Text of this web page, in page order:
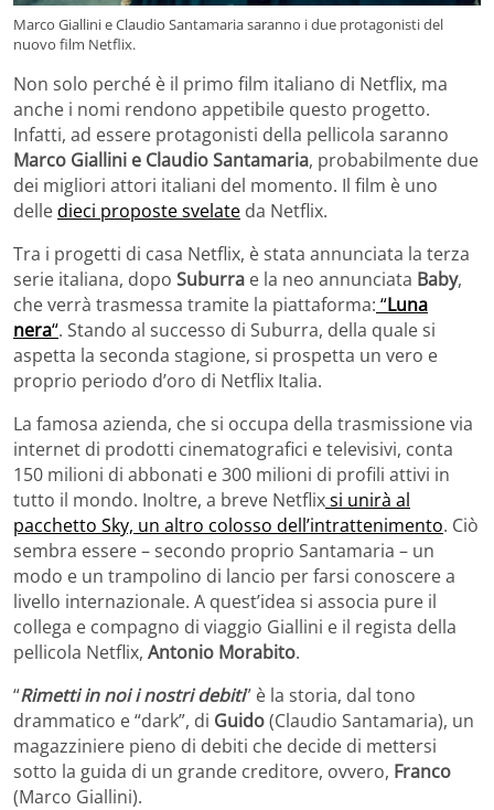
Marco Giallini e Claudio Santamaria saranno i due protagonisti del
nuovo film Netflix.
Non solo perché è il primo film italiano di Netflix, ma
anche i nomi rendono appetibile questo progetto.
Infatti, ad essere protagonisti della pellicola saranno
Marco Giallini e Claudio Santamaria, probabilmente due
dei migliori attori italiani del momento. Il film è uno
delledieci proposte svelate da Netflix.
Tra i progetti di casa Netflix, è stata annunciata la terza
serie italiana, dopo Suburra e la neo annunciata Baby,
che verrà trasmessa tramite la piattaforma: “Luna
nera“. Stando al successo di Suburra, della quale si
aspetta la seconda stagione, si prospetta un vero e
proprio periodo d’oro di Netflix Italia.
La famosa azienda, che si occupa della trasmissione via
internet di prodotti cinematografici e televisivi, conta
150 milioni di abbonati e 300 milioni di profili attivi in
tutto il mondo. Inoltre, a breve Netflixsi unirà al
pacchetto Sky, un altro colosso dell’intrattenimento. Ciò
sembra essere – secondo proprio Santamaria – un
modo e un trampolino di lancio per farsi conoscere a
livello internazionale. A quest’idea si associa pure il
collega e compagno di viaggio Giallini e il regista della
pellicola Netflix, Antonio Morabito.
“Rimetti in noi i nostri debiti” è la storia, dal tono
drammatico e “dark”, di Guido(Claudio Santamaria), un
magazziniere pieno di debiti che decide di mettersi
sotto la guida di un grande creditore, ovvero, Franco
(Marco Giallini).